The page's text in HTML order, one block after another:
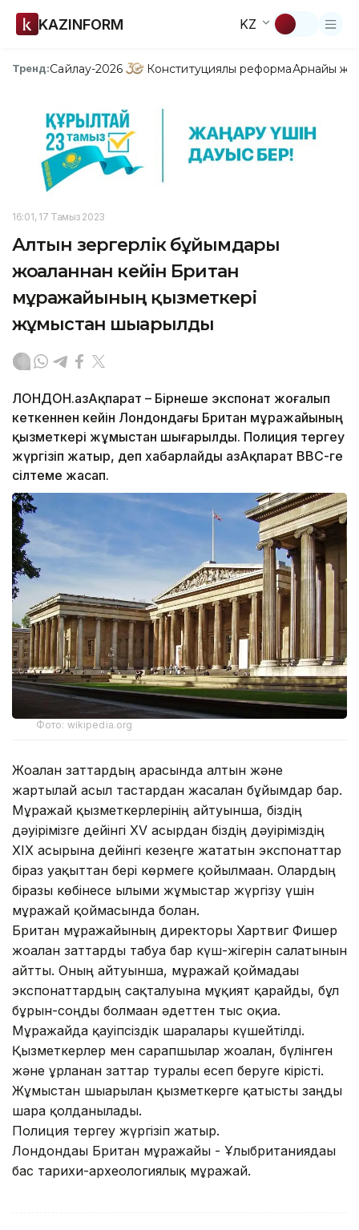
KAZINFORM KZ
Тренд:Сайлау-2026 Конституциялық реформаАрнайы
16:01, 17 Тамыз 2023
Алтын зергерлік бұйымдары
жоғалғаннан кейін Британ
мұражайының қызметкері
жұмыстан шығарылды
ЛОНДОН.ҚазАқпарат – Бірнеше экспонат жоғалып
кеткеннен кейін Лондондағы Британ мұражайының
қызметкері жұмыстан шығарылды. Полиция тергеу
жүргізіп жатыр, деп хабарлайды ҚазАқпарат ВВС-ге
сілтеме жасап.
Фото: wikipedia.org
Жоғалған заттардың арасында алтын және
жартылай асыл тастардан жасалған бұйымдар бар.
Мұражай қызметкерлерінің айтуынша, біздің
дәуірімізге дейінгі XV ғасырдан біздің дәуіріміздің
XIX ғасырына дейінгі кезеңге жататын экспонаттар
біраз уақыттан бері көрмеге қойылмаған. Олардың
біразы көбінесе ғылыми жұмыстар жүргізу үшін
мұражай қоймасында болған.
Британ мұражайының директоры Хартвиг Фишер
жоғалған заттарды табуға бар күш-жігерін салатынын
айтты. Оның айтуынша, мұражай қоймадағы
экспонаттардың сақталуына мұқият қарайды, бұл
бұрын-соңды болмаған әдеттен тыс оқиға.
Мұражайда қауіпсіздік шаралары күшейтілді.
Қызметкерлер мен сарапшылар жоғалған, бүлінген
және ұрланған заттар туралы есеп беруге кірісті.
Жұмыстан шығарылған қызметкерге қатысты заңды
шара қолданылады.
Полиция тергеу жүргізіп жатыр.
Лондондағы Британ мұражайы - Ұлыбританиядағы
бас тарихи-археологиялық мұражай.